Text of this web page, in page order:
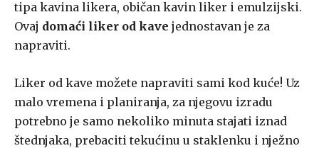
tipa kavina likera, običan kavin liker i emulzijski.
Ovaj domaći liker od kave jednostavan je za
napraviti.
Liker od kave možete napraviti sami kod kuće! Uz
malo vremena i planiranja, za njegovu izradu
potrebno je samo nekoliko minuta stajati iznad
štednjaka, prebaciti tekućinu u staklenku i nježno